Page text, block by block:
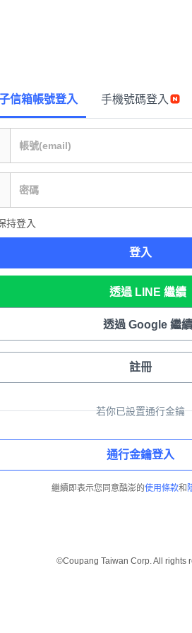
信箱帳號登入 手機號碼登入
持登入
登入
透過 LINE 繼續
透過 Google 繼續
註冊
若你已設置通行金鑰
通行金鑰登入
繼續即表示您同意酷澎的使用條款和
©Coupang Taiwan Corp. All rights